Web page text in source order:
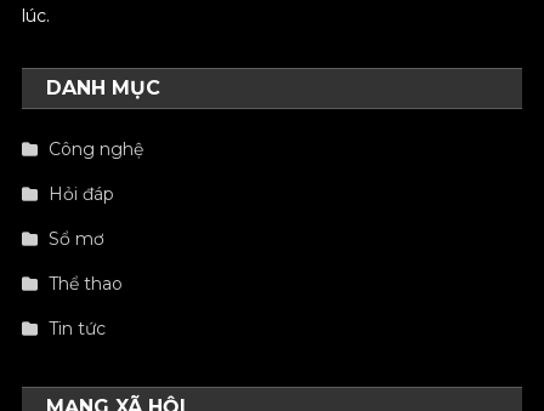
lúc.
DANH MỤC
Công nghệ
Hỏi đáp
Sổ mơ
Thể thao
Tin tức